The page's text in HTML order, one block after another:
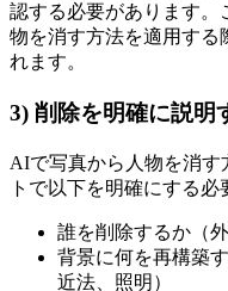
認する必要があります。
物を消す方法を適用する
れます。
3) 削除を明確に説明
AIで写真から人物を消
トで以下を明確にする必
誰を削除するか（
背景に何を再構築
近法、照明）